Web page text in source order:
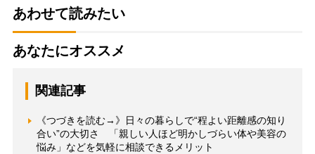
あわせて読みたい
あなたにオススメ
関連記事
《つづきを読む→》日々の暮らしで“程よい距離感の知り
合い”の大切さ 「親しい人ほど明かしづらい体や美容の
悩み」などを気軽に相談できるメリット